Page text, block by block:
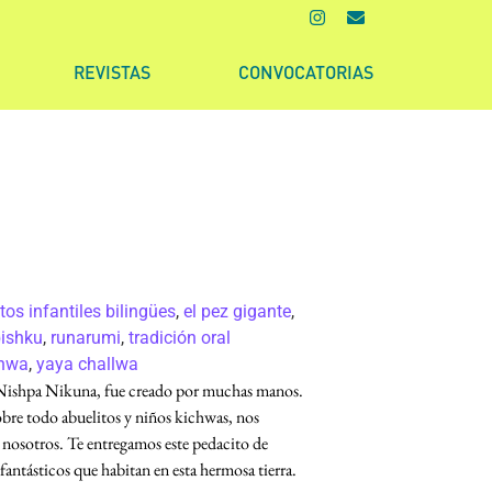
REVISTAS CONVOCATORIAS
infantiles bilingües,el pez gigante,
, runarumi,tradición oral
,yaya challwa
Nikuna, fue creado por muchas manos.
todo abuelitos y niños kichwas, nos
Te entregamos este pedacito de
que habitan en esta hermosa tierra.